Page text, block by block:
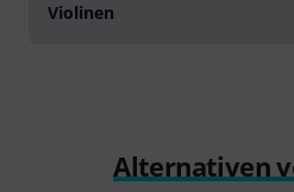
Violinen
Alternativen